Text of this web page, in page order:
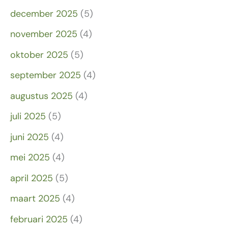
december 2025 (5)
november 2025 (4)
oktober 2025 (5)
september 2025 (4)
augustus 2025 (4)
juli 2025 (5)
juni 2025 (4)
mei 2025 (4)
april 2025 (5)
maart 2025 (4)
februari 2025 (4)